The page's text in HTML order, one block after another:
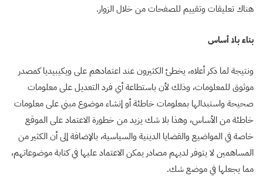
هناك تعليقات وتقييم للصفحات من خلال الزوار.
بناء بلا أساس
ونتيجة لما ذكر أعلاه، يخطئ الكثيرون عند اعتمادهم على ويكيبيديا كمصدر
موثوق للمعلومات، وذلك لأن باستطاعة أي فرد التعديل على معلومات
صحيحة واستبدالها بمعلومات خاطئة أو إنشاء موضوع مبني على معلومات
خاطئة من الأساس، وهذا بلا شك يزيد من خطورة الاعتماد على الموقع
خاصة في المواضيع والقضايا الدينية والسياسية، بالإضافة إلى أن الكثير من
المساهمين لا يتوفر لديهم مصادر يمكن الاعتماد عليها في كتابة موضوعاتهم،
مما يجعلها في موضع شك.